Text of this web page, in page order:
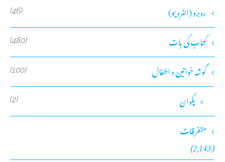
روبرو (انٹرویو) (46)
کتاب کی بات (480)
گوشہ خواتین و اطفال (100)
پکوان (2)
متفرقات
(2,143)